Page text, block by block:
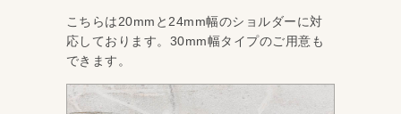
こちらは20mmと24mm幅のショルダーに対
応しております。30mm幅タイプのご用意も
できます。